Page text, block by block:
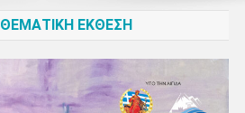
ΈΚΘΕΣΗ